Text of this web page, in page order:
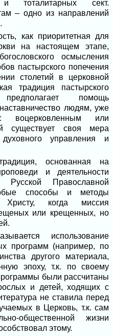
и тоталитарных сект.
– одно из направлений
как приоритетная для
на настоящем этапе,
осмысления
пастырского попечения
столетий в церковной
традиция пастырского
помощь
людям, уже
или
существует своя мера
управления и
основанная на
и деятельности
Русской Православной
способы и методы
когда миссия
или крещенных, но
использование
программ (например, по
другого материала,
эпоху, т.к. по своему
были рассчитаны
и детей, ходящих с
не ставила перед
в Церковь, т.к. сам
общественной жизни
этому.